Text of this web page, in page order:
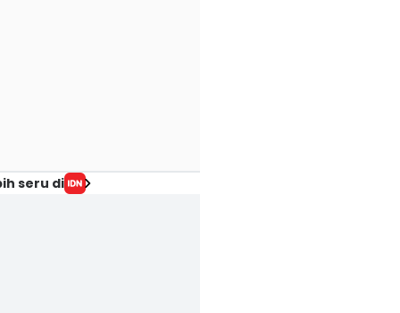
seru di